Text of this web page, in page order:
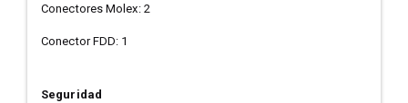
Conectores Molex: 2
Conector FDD: 1
Seguridad